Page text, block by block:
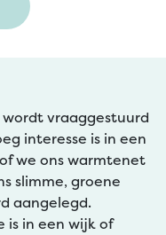
vraaggestuurd
interesse is in een
we ons warmtenet
slimme, groene
aangelegd.
is in een wijk of